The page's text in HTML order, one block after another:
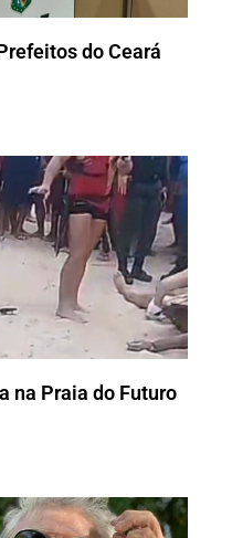
do Ceará
na Praia do Futuro